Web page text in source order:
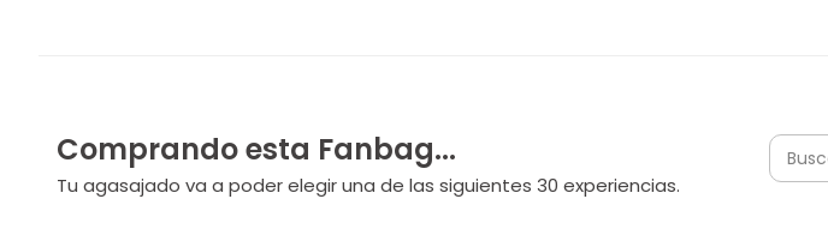
Comprando esta Fanbag...
Tu agasajado va a poder elegir una de las siguientes 30 experiencias.